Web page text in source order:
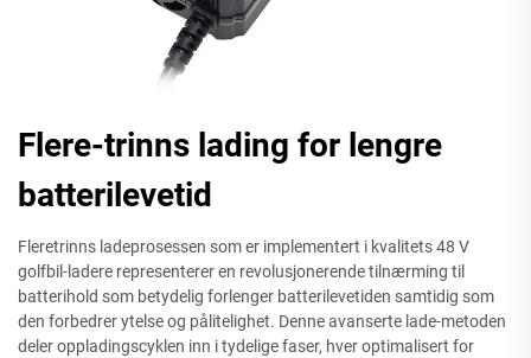
Flere-trinns lading for lengre
batterilevetid
Fleretrinns ladeprosessen som er implementert i kvalitets 48 V
golfbil-ladere representerer en revolusjonerende tilnærming til
batterihold som betydelig forlenger batterilevetiden samtidig som
den forbedrer ytelse og pålitelighet. Denne avanserte lade-metoden
deler oppladingscyklen inn i tydelige faser, hver optimalisert for